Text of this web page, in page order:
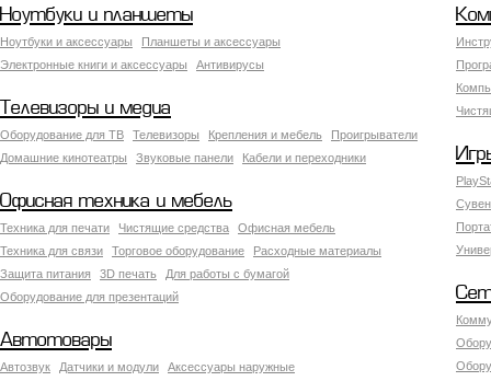
Ноутбуки и планшеты
Ноутбуки и аксессуары
Планшеты и аксессуары
Электронные книги и аксессуары
Антивирусы
Телевизоры и медиа
Оборудование для ТВ Телевизоры Крепления и мебель
Проигрыватели
Домашние кинотеатры
Звуковые панели Кабели и переходники
Офисная техника и мебель
Техника для печати Чистящие средства
Офисная мебель
Техника для связи
Торговое оборудование
Расходные материалы
Защита питания
3D печать
Для работы с бумагой
Оборудование для презентаций
Автотовары
Автозвук Датчики и модули
Аксессуары наружные